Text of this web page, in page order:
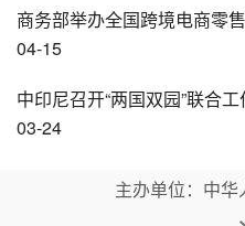
商务部举办全国跨境电商零
04-15
中印尼召开“两国双园”联合
03-24
主办单位：中